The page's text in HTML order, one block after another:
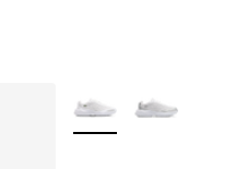
Plus de couleurs